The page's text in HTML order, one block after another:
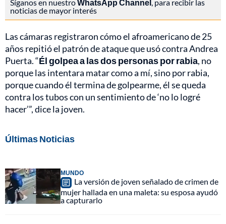
Síganos en nuestroWhatsApp Channel , para recibir las
noticias de mayor interés
Las cámaras registraron cómo el afroamericano de 25
años repitió el patrón de ataque que usó contra Andrea
Puerta. “Él golpea a las dos personas por rabia, no
porque las intentara matar como a mí, sino por rabia,
porque cuando él termina de golpearme, él se queda
contra los tubos con un sentimiento de ‘no lo logré
hacer’”, dice la joven.
Últimas Noticias
MUNDO
La versión de joven señalado de crimen de
mujer hallada en una maleta: su esposa ayudó
a capturarlo